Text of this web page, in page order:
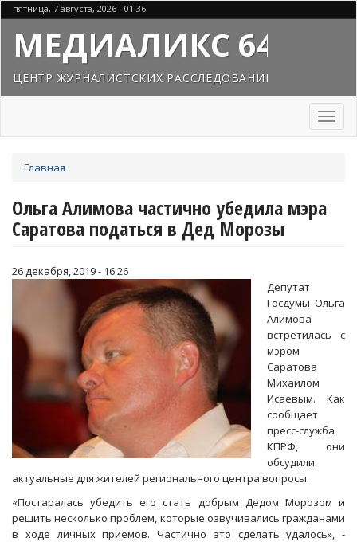
Перейти
к
основному
содержанию
пятница, 7 августа, 2026 - 01:36
МЕДИАЛИКС 64
ЦЕНТР ЖУРНАЛИСТСКИХ РАССЛЕДОВАНИЙ
Toggle
здесь
Главная
Ольга Алимова частично убедила мэра
Саратова податься в Дед Морозы
26 декабря, 2019 - 16:26
Депутат
Госдумы Ольга
Алимова
встретилась с
мэром
Саратова
Михаилом
Исаевым. Как
сообщает
пресс-служба
КПРФ, они
обсудили
актуальные для жителей регионального центра вопросы.
«Постаралась убедить его стать добрым Дедом Морозом и
решить несколько проблем, которые озвучивались гражданами
в ходе личных приемов. Частично это сделать удалось», -